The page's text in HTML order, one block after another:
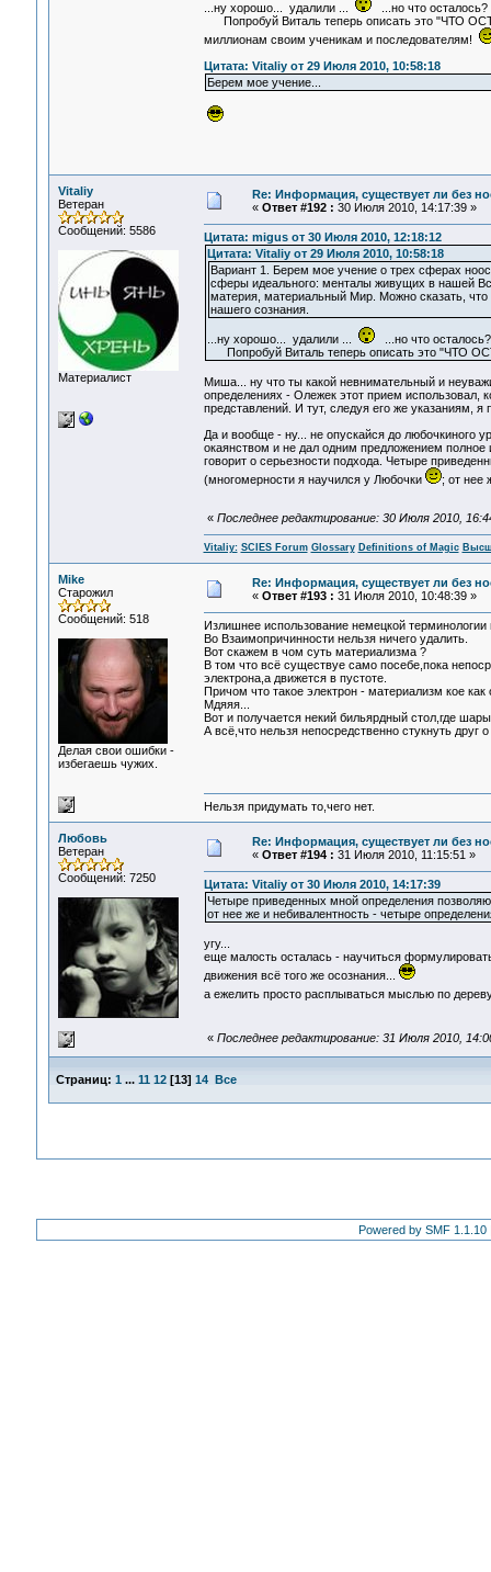
...ну хорошо... удалили ...
...но что
Попробуй Виталь теперь описать это "ЧТО
миллионам своим ученикам и последователям!
Цитата: Vitaliy от 29 Июля 2010, 10:58:18
Берем мое учение...
Vitaliy
Ветеран
Сообщений: 5586
Материалист
Re: Информация, существует ли без
« Ответ #192 : 30 Июля 2010, 14:17:39 »
Цитата: migus от 30 Июля 2010, 12:18:12
Цитата: Vitaliy от 29 Июля 2010, 10:58:18
Вариант 1. Берем мое учение о трех сферах
сферы идеального: менталы живущих в нашей
материя, материальный Мир. Можно сказать, что
нашего сознания.
...ну хорошо... удалили ...
...но что
Попробуй Виталь теперь описать это "ЧТО
Миша... ну что ты какой невнимательный и
определениях - Олежек этот прием использовал,
представлений. И тут, следуя его же указаниям, я
Да и вообще - ну... не опускайся до любочкиного
окаянством и не дал одним предложением полное
говорит о серьезности подхода. Четыре
(многомерности я научился у Любочки
; от нее
« Последнее редактирование: 30 Июля 2010,
Vitaliy: SCIES Forum Glossary Definitions of Magic
Mike
Старожил
Сообщений: 518
Делая свои ошибки -
избегаешь чужих.
Re: Информация, существует ли без
« Ответ #193 : 31 Июля 2010, 10:48:39 »
Излишнее использование немецкой
Во Взаимопричинности нельзя ничего удалить.
Вот скажем в чом суть материализма ?
В том что всё существуе само посебе,пока
электрона,а движется в пустоте.
Причом что такое электрон - материализм кое
Мдяяя...
Вот и получается некий бильярдный стол,где
А всё,что нельзя непосредственно стукнуть друг
Нельзя придумать то,чего нет.
Любовь
Ветеран
Сообщений: 7250
Re: Информация, существует ли без
« Ответ #194 : 31 Июля 2010, 11:15:51 »
Цитата: Vitaliy от 30 Июля 2010, 14:17:39
Четыре приведенных мной определения
от нее же и небивалентность - четыре
угу...
еще малость осталась - научиться
движения всё того же осознания...
а ежелить просто расплываться мыслью по
« Последнее редактирование: 31 Июля 2010,
Страниц: 1 ... 11 12[13] 14 Все
Powered by SMF 1.1.10